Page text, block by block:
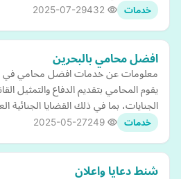
خدمات 2025-07-29
افضل محامي بالبحرين
معلومات عن خدمات افضل محامي في
يقوم المحامي بتقديم الدفاع والتمثيل
الجنايات، بما في ذلك القضايا الجنائية
خدمات 2025-05-27
شنط دعايا واعلان